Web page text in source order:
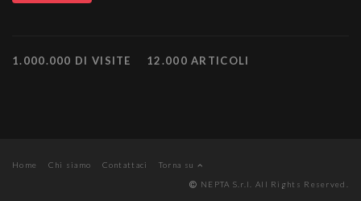
1.000.000 DI VISITE 12.000 ARTICOLI
Home Chi siamo Contattaci
Torna su
NEPTA S.r.l. All Rights Reserved.